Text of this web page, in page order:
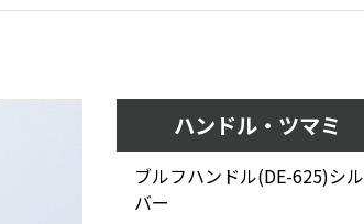
ハンドル・ツマミ
ブルフハンドル(DE-625)シル
バー